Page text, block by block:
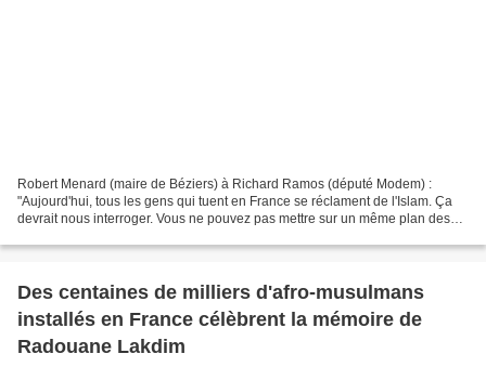
Robert Menard (maire de Béziers) à Richard Ramos (député Modem) :
"Aujourd'hui, tous les gens qui tuent en France se réclament de l'Islam. Ça
devrait nous interroger. Vous ne pouvez pas mettre sur un même plan des
Des centaines de milliers d'afro-musulmans
installés en France célèbrent la mémoire de
Radouane Lakdim